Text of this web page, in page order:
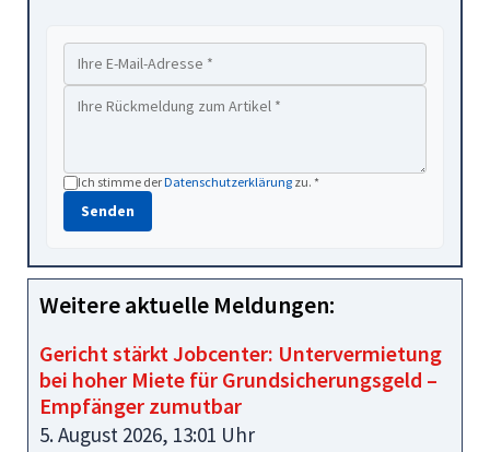
Ich stimme derDatenschutzerklärung zu. *
Senden
Weitere aktuelle Meldungen:
Gericht stärkt Jobcenter: Untervermietung
bei hoher Miete für Grundsicherungsgeld –
Empfänger zumutbar
5. August 2026, 13:01 Uhr